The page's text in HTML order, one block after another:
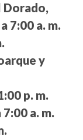
Dorado,
7:00 a. m.
y
p. m.
7:00 a. m.